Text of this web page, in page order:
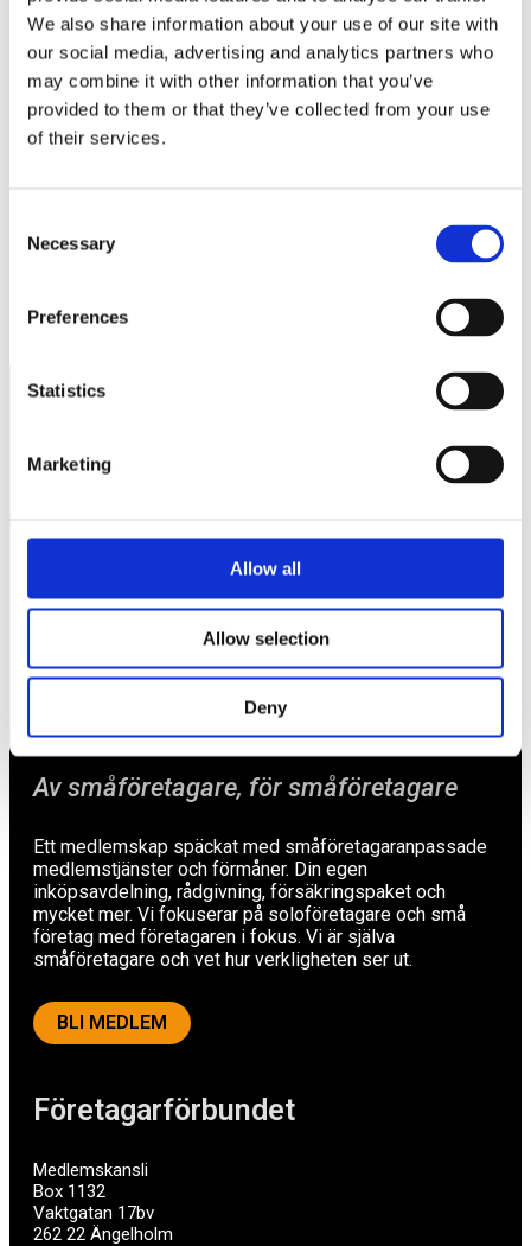
We also share information about your use of our site with
our social media, advertising and analytics partners who
may combine it with other information that you’ve
provided to them or that they’ve collected from your use
of their services.
Selection
Necessary
Preferences
Statistics
Marketing
Allow all
Allow selection
Deny
E-postadress*
Webbplats
Spara mitt namn, min e-postadress och webbplats i denna
webbläsare till nästa gång jag skriver en kommentar.
Fler och fler arbetslösa…
Företagarförbundet
Medlemskansli
Box 1132
Vaktgatan 17bv
262 22 Ängelholm
Av småföretagare, för småföretagare
Ett medlemskap späckat med småföretagaranpassade
medlemstjänster och förmåner. Din egen
inköpsavdelning, rådgivning, försäkringspaket och
mycket mer. Vi fokuserar på soloföretagare och små
företag med företagaren i fokus. Vi är själva
småföretagare och vet hur verkligheten ser ut.
BLI MEDLEM
Tips